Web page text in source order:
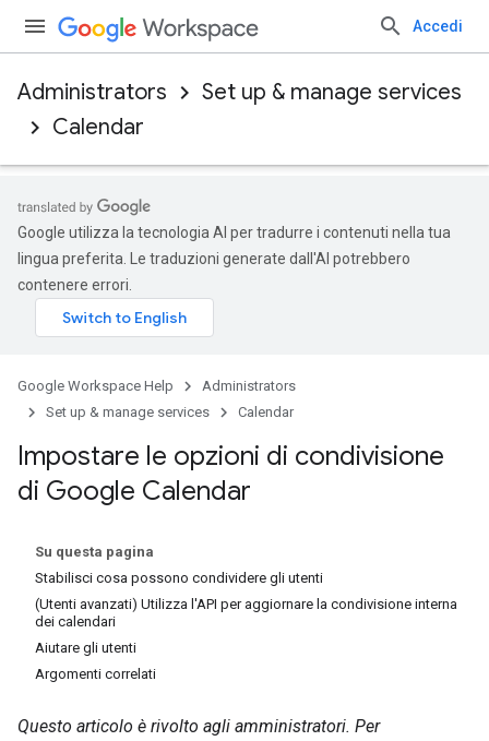
Accedi
Administrators
Set up & manage services
Calendar
Google utilizza la tecnologia AI per tradurre i contenuti nella tua
lingua preferita. Le traduzioni generate dall'AI potrebbero
contenere errori.
Google Workspace Help
Administrators
Set up & manage services
Calendar
Impostare le opzioni di condivisione
di Google Calendar
Su questa pagina
Stabilisci cosa possono condividere gli utenti
(Utenti avanzati) Utilizza l'API per aggiornare la condivisione interna
dei calendari
Aiutare gli utenti
Argomenti correlati
Questo articolo è rivolto agli amministratori. Per